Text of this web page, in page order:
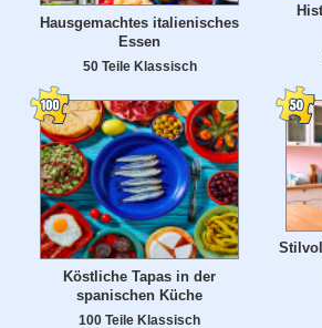
Hausgemachtes italienisches
Essen
50 Teile Klassisch
Köstliche Tapas in der
spanischen Küche
100 Teile Klassisch